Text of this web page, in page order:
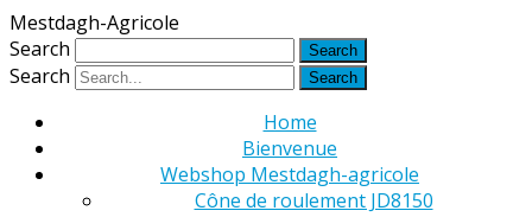
Mestdagh-Agricole
Search
Search
Home
Bienvenue
Webshop Mestdagh-agricole
Cône de roulement JD8150